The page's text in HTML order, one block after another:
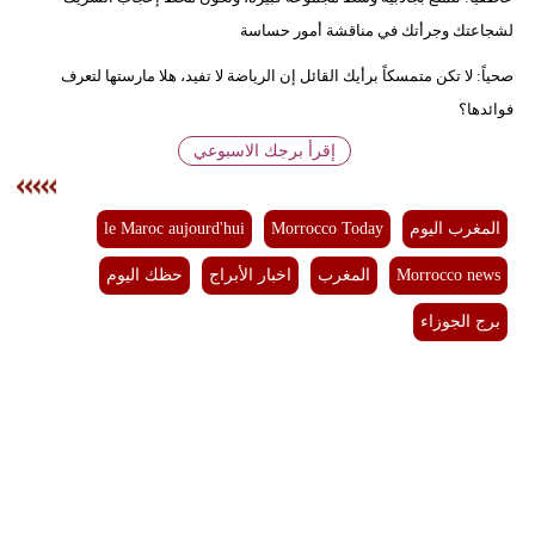
بيئة
لشجاعتك وجرأتك في مناقشة أمور حساسة
صحياً: لا تكن متمسكاً برأيك القائل إن الرياضة لا تفيد، هلا مارستها لتعرف
فوائدها؟
إقرأ برجك الاسبوعي
المغرب اليوم Morrocco Today
le Maroc aujourd'hui
Morrocco news المغرب اخبار الأبراج حظك اليوم
برج الجوزاء